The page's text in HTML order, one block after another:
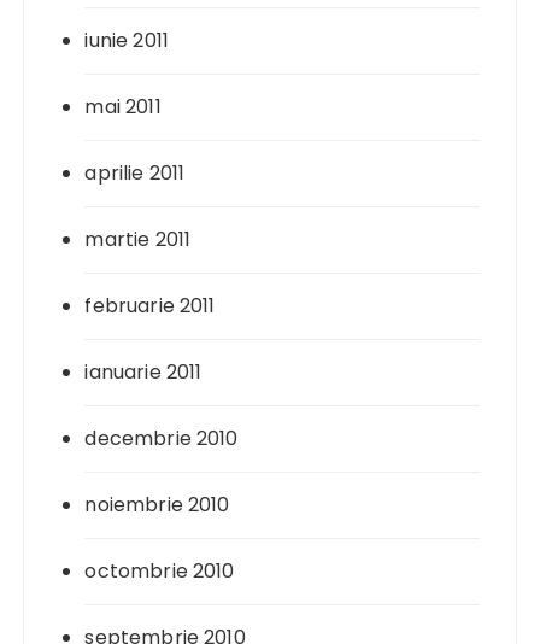
iunie 2011
mai 2011
aprilie 2011
martie 2011
februarie 2011
ianuarie 2011
decembrie 2010
noiembrie 2010
octombrie 2010
septembrie 2010